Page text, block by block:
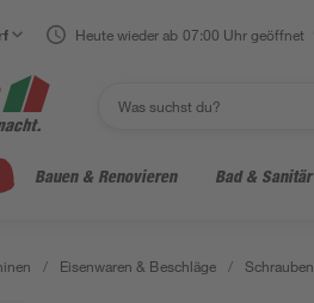
Heute wieder ab 07:00 Uhr geöffnet
Bauen & Renovieren Bad & Sanitär
/ Eisenwaren & Beschläge / Schrauben